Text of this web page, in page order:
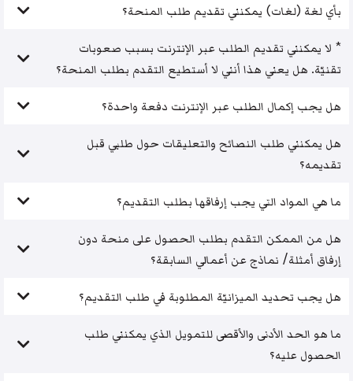
بأي لغة (لغات) يمكنني تقديم طلب المنحة؟
* لا يمكنني تقديم الطلب عبر الإنترنت بسبب صعوبات
تقنيّة. هل يعني هذا أنني لا أستطيع التقدم بطلب المنحة؟
هل يجب إكمال الطلب عبر الإنترنت دفعة واحدة؟
هل يمكنني طلب النصائح والتعليقات حول طلبي قبل
تقديمه؟
ما هي المواد التي يجب إرفاقها بطلب التقديم؟
هل من الممكن التقدم بطلب الحصول على منحة دون
إرفاق أمثلة/ نماذج عن أعمالي السابقة؟
هل يجب تحديد الميزانيّة المطلوبة في طلب التقديم؟
ما هو الحد الأدنى والأقصى للتمويل الذي يمكنني طلب
الحصول عليه؟